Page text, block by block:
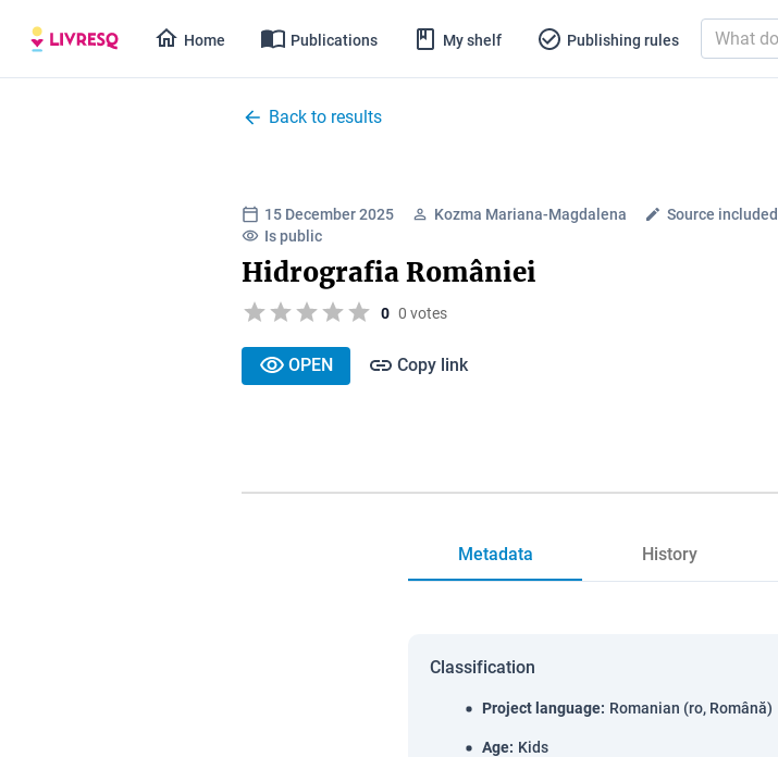
Home Publications My shelf Publishing rules
Back to results
15 December 2025 Kozma Mariana-Magdalena
Source included
Is public
Hidrografia României
0 0 votes
OPEN Copy link
Metadata History
Classification
Project language: Romanian (ro, Română)
Age: Kids